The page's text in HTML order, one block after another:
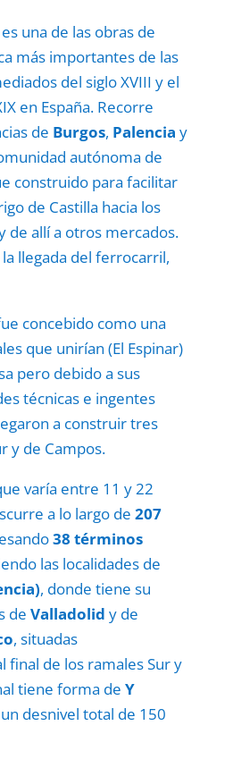
una de las obras de
más importantes de las
del siglo XVIII y el
en España. Recorre
de Burgos, Palencia y
autónoma de
construido para facilitar
de Castilla hacia los
de allí a otros mercados.
llegada del ferrocarril,
concebido como una
que unirían (El Espinar)
pero debido a sus
técnicas e ingentes
a construir tres
y de Campos.
varía entre 11 y 22
a lo largo de 207
38 términos
las localidades de
, donde tiene su
de Valladolid y de
, situadas
final de los ramales Sur y
tiene forma de Y
desnivel total de 150